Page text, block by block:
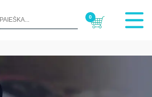
0